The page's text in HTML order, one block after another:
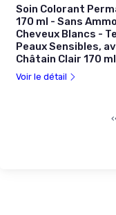
Soin Colorant
170 ml - Sans
Cheveux Blancs -
Peaux Sensibles,
Châtain Clair 170
Voir le détail